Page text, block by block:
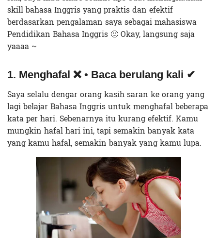
skill bahasa Inggris yang praktis dan efektif
berdasarkan pengalaman saya sebagai mahasiswa
Pendidikan Bahasa Inggris 🙂 Okay, langsung saja
yaaaa ~
1. Menghafal ❌ • Baca berulang kali ✔
Saya selalu dengar orang kasih saran ke orang yang
lagi belajar Bahasa Inggris untuk menghafal beberapa
kata per hari. Sebenarnya itu kurang efektif. Kamu
mungkin hafal hari ini, tapi semakin banyak kata
yang kamu hafal, semakin banyak yang kamu lupa.